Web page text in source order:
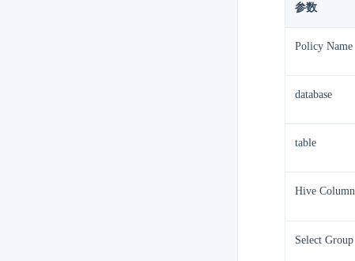
参数
Policy Name
database
table
Hive Column
Select Group